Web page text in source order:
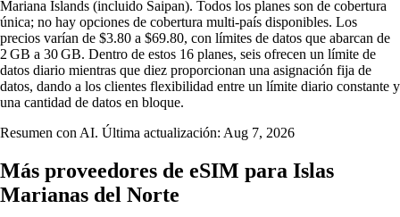
Mariana Islands (incluido Saipan). Todos los planes son de cobertura
única; no hay opciones de cobertura multi‑país disponibles. Los
precios varían de $3.80 a $69.80, con límites de datos que abarcan de
2 GB a 30 GB. Dentro de estos 16 planes, seis ofrecen un límite de
datos diario mientras que diez proporcionan una asignación fija de
datos, dando a los clientes flexibilidad entre un límite diario constante y
una cantidad de datos en bloque.
Resumen con AI. Última actualización: Aug 7, 2026
Más proveedores de eSIM para Islas
Marianas del Norte